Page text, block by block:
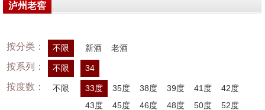
泸州老窖
按分类： 不限 新酒 老酒
按系列： 不限 34
按度数： 不限 33度 35度 38度 39度 41度
42度
43度
45度 46度 48度 50度
52度